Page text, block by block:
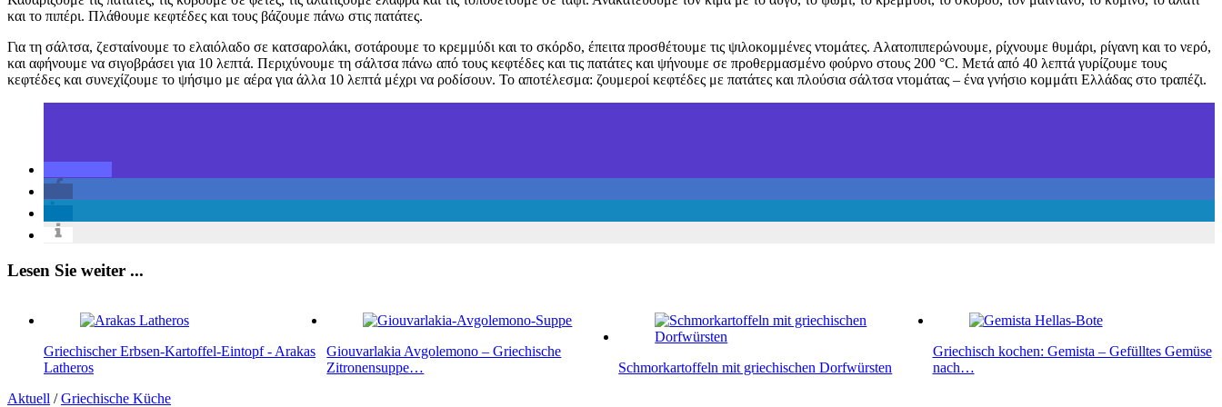
και το πιπέρι. Πλάθουμε κεφτέδες και τους βάζουμε πάνω στις πατάτες.
Για τη σάλτσα, ζεσταίνουμε το ελαιόλαδο σε κατσαρολάκι, σοτάρουμε το κρεμμύδι και το σκόρδο, έπειτα προσθέτουμε τις ψιλοκομμένες ντομάτες. Αλατοπιπερώνουμε, ρίχνουμε θυμάρι, ρίγανη και το νερό,
και αφήνουμε να σιγοβράσει για 10 λεπτά. Περιχύνουμε τη σάλτσα πάνω από τους κεφτέδες και τις πατάτες και ψήνουμε σε προθερμασμένο φούρνο στους 200 °C. Μετά από 40 λεπτά γυρίζουμε τους
κεφτέδες και συνεχίζουμε το ψήσιμο με αέρα για άλλα 10 λεπτά μέχρι να ροδίσουν. Το αποτέλεσμα: ζουμεροί κεφτέδες με πατάτες και πλούσια σάλτσα ντομάτας – ένα γνήσιο κομμάτι Ελλάδας στο τραπέζι.
Lesen Sie weiter ...
Griechischer Erbsen-Kartoffel-Eintopf - Arakas
Latheros
Giouvarlakia Avgolemono – Griechische
Zitronensuppe…
Schmorkartoffeln mit griechischen Dorfwürsten
Griechisch kochen: Gemista – Gefülltes Gemüse
nach…
Aktuell /Griechische Küche